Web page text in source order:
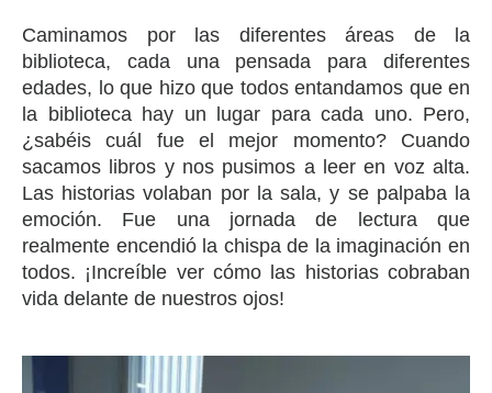
Caminamos por las diferentes áreas de la
biblioteca, cada una pensada para diferentes
edades, lo que hizo que todos entandamos que en
la biblioteca hay un lugar para cada uno. Pero,
¿sabéis cuál fue el mejor momento? Cuando
sacamos libros y nos pusimos a leer en voz alta.
Las historias volaban por la sala, y se palpaba la
emoción. Fue una jornada de lectura que
realmente encendió la chispa de la imaginación en
todos. ¡Increíble ver cómo las historias cobraban
vida delante de nuestros ojos!